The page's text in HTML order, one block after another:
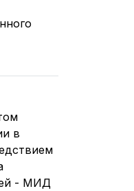
в
- МИД